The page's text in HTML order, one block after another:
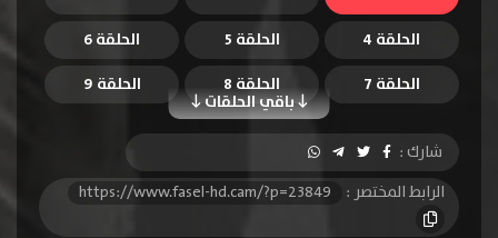
الحلقة 4
الحلقة 5 الحلقة 6
باقي الحلقات
الحلقة 7 الحلقة 8
الحلقة 9
شارك :
الرابط المختصر :
https://www.fasel-hd.cam/?p=23849